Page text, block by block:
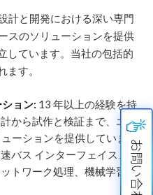
計と開発における深い専門
スのソリューションを提供
しています。当社の包括的
す。
ョン: 13 年以上の経験を持
から試作と検証まで、エン
ーションを提供していま
バス インターフェイス、ビ
トワーク処理、機械学習に